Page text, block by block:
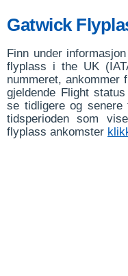
Gatwick
Finn under
flyplass i the UK
nummeret, ankommer
gjeldende Flight
se tidligere og senere
tidsperioden som
flyplass ankomster